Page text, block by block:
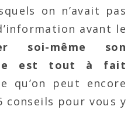
on n’avait pas
avant le
soi-même son
est tout à fait
qu’on peut encore
conseils pour vous y